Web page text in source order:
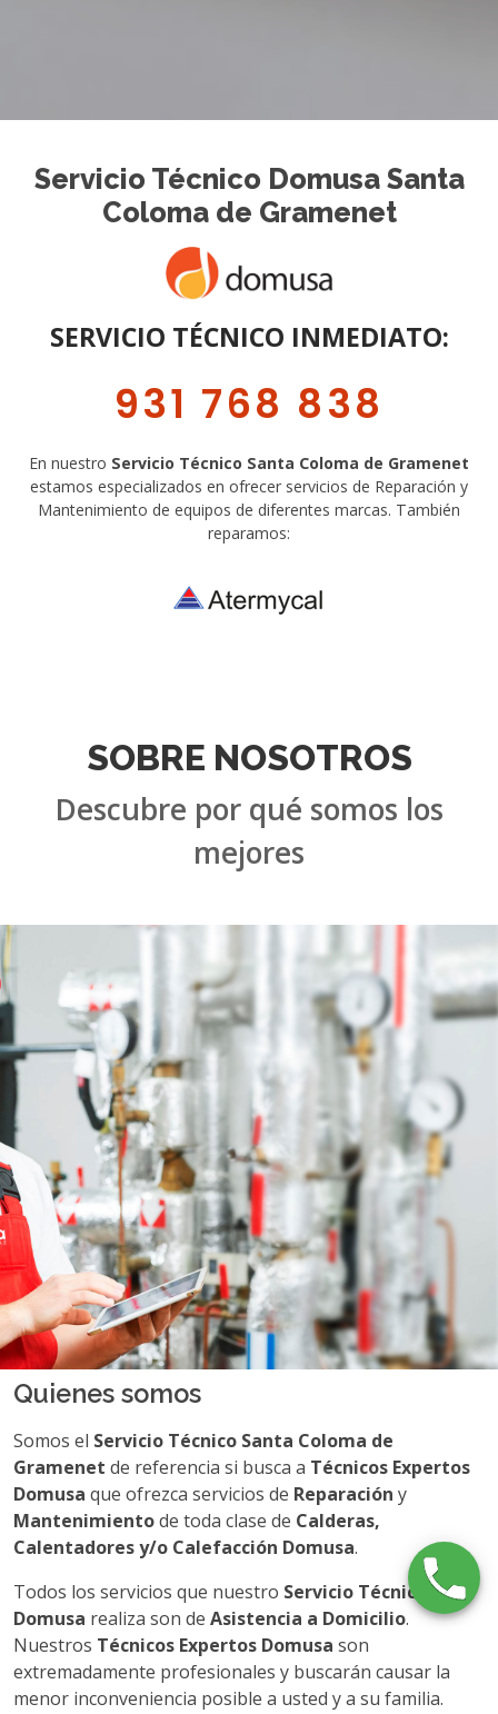
Servicio Técnico Domusa Santa
Coloma de Gramenet
SERVICIO TÉCNICO INMEDIATO:
931 768 838
En nuestro Servicio Técnico Santa Coloma de Gramenet
estamos especializados en ofrecer servicios de Reparación y
Mantenimiento de equipos de diferentes marcas. También
reparamos:
SOBRE NOSOTROS
Descubre por qué somos los
mejores
Quienes somos
Somos el Servicio Técnico Santa Coloma de
Gramenet de referencia si busca a Técnicos Expertos
Domusa que ofrezca servicios de Reparación y
Mantenimientode toda clase de Calderas,
Calentadores y/o Calefacción Domusa.
Todos los servicios que nuestro Servicio Técnico
Domusa realiza son de Asistencia a Domicilio.
Nuestros Técnicos Expertos Domusa son
extremadamente profesionales y buscarán causar la
menor inconveniencia posible a usted y a su familia.